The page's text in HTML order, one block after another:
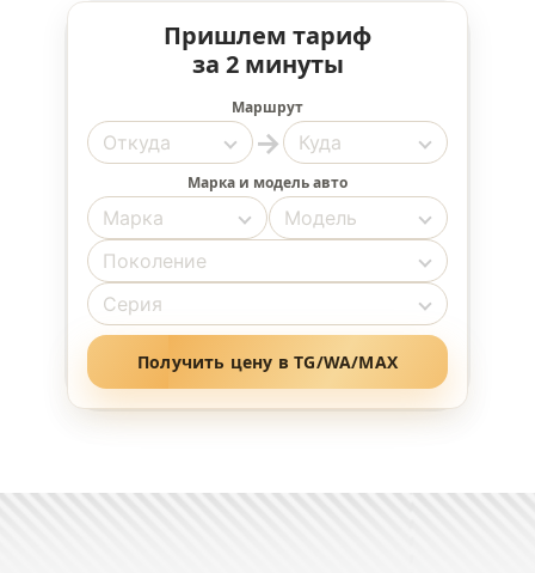
Пришлем тариф
за 2 минуты
Маршрут
→
Марка и модель авто
Получить цену в TG/WA/MAX